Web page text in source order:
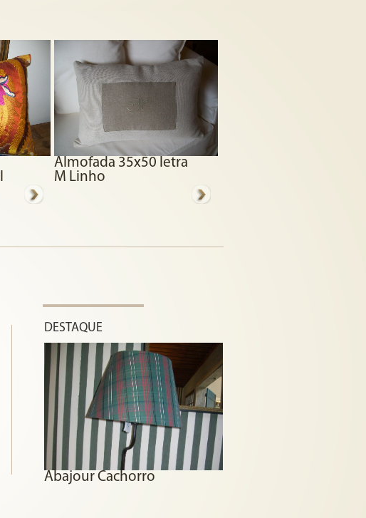
Almofada 35x50 letra
M Linho
DESTAQUE
Abajour Cachorro